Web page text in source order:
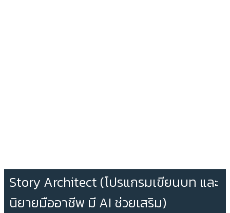
Story Architect (โปรแกรมเขียนบท และ
นิยายมืออาชีพ มี AI ช่วยเสริม)